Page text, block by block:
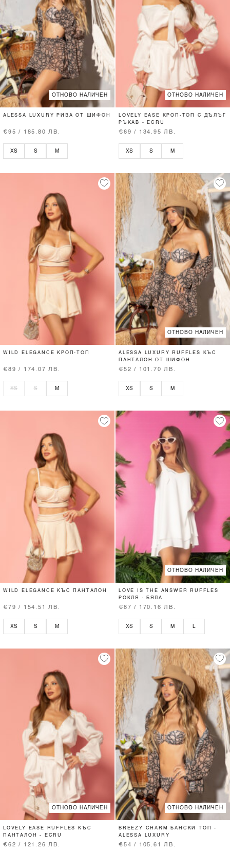
ОТНОВО НАЛИЧЕН
ALESSA LUXURY РИЗА ОТ ШИФОН
€95 / 185.80 ЛВ.
XS S M
ОТНОВО НАЛИЧЕН
LOVELY EASE КРОП-ТОП С ДЪЛЪГ
РЪКАВ - ECRU
€69 / 134.95 ЛВ.
XS S M
WILD ELEGANCE КРОП-ТОП
€89 / 174.07 ЛВ.
XS S M
ОТНОВО НАЛИЧЕН
ALESSA LUXURY RUFFLES КЪС
ПАНТАЛОН ОТ ШИФОН
€52 / 101.70 ЛВ.
XS S M
WILD ELEGANCE КЪС ПАНТАЛОН
€79 / 154.51 ЛВ.
XS S M
ОТНОВО НАЛИЧЕН
LOVE IS THE ANSWER RUFFLES
РОКЛЯ - БЯЛА
€87 / 170.16 ЛВ.
XS S M
ОТНОВО НАЛИЧЕН
LOVELY EASE RUFFLES КЪС
ПАНТАЛОН - ECRU
€62 / 121.26 ЛВ.
ОТНОВО НАЛИЧЕН
BREEZY CHARM БАНСКИ ТОП -
ALESSA LUXURY
€54 / 105.61 ЛВ.